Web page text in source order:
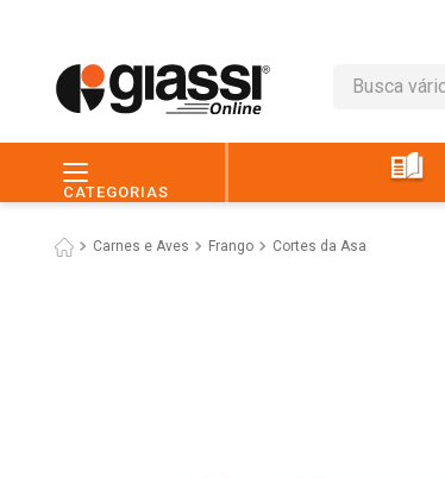
Busca
CATEGORIAS
Carnes e Aves Frango Cortes da Asa
café
3